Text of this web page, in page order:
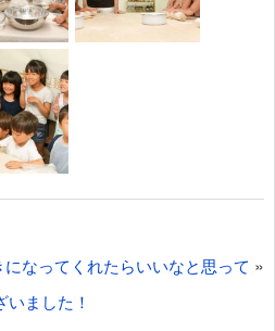
になってくれたらいいなと思って »
ました！